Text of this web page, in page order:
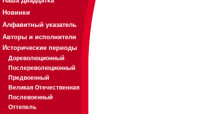
Новинки
Алфавитный указатель
Авторы и исполнители
Исторические периоды
Дореволюционный
Послереволюционный
Предвоенный
Великая Отечественная
Послевоенный
Оттепель